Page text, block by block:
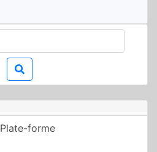
Plate-forme